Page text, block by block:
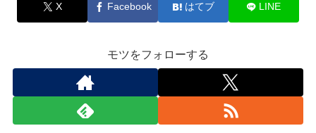
X Facebook はてブ LINE
モツをフォローする